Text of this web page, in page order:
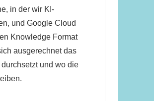
in der wir KI-
und Google Cloud
Knowledge Format
ausgerechnet das
und wo die